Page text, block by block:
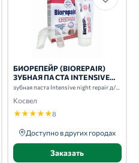
БИОРЕПЕЙР (BIOREPAIR)
ЗУБНАЯ ПАСТА INTENSIVE
NIGHT REPAIR Д/
75МЛ
зубная паста Intensive night repair д/использования п/сном 75мл
Косвел
★★★★★8
Доступно в других городах
Заказать